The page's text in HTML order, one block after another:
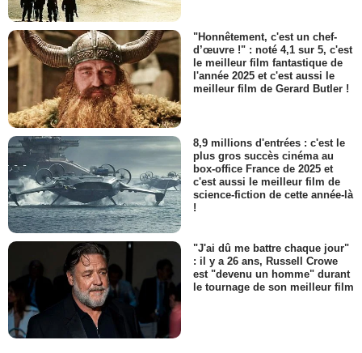
"Honnêtement, c'est un chef-
d’œuvre !" : noté 4,1 sur 5, c'est
le meilleur film fantastique de
l'année 2025 et c'est aussi le
meilleur film de Gerard Butler !
8,9 millions d'entrées : c'est le
plus gros succès cinéma au
box-office France de 2025 et
c'est aussi le meilleur film de
science-fiction de cette année-là
!
"J'ai dû me battre chaque jour"
: il y a 26 ans, Russell Crowe
est "devenu un homme" durant
le tournage de son meilleur film